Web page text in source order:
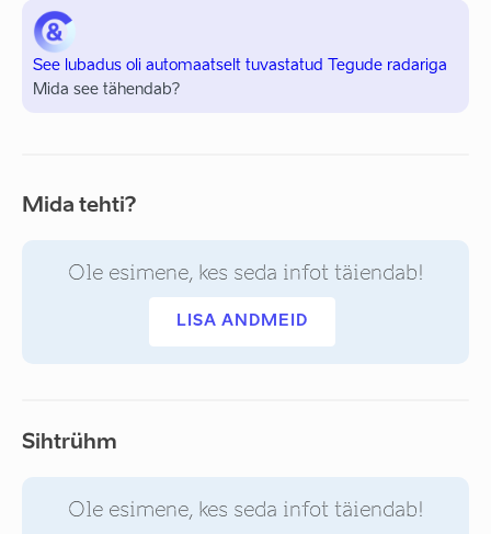
See lubadus oli automaatselt tuvastatud Tegude radariga
Mida see tähendab?
Mida tehti?
Ole esimene, kes seda infot täiendab!
LISA ANDMEID
Sihtrühm
Ole esimene, kes seda infot täiendab!